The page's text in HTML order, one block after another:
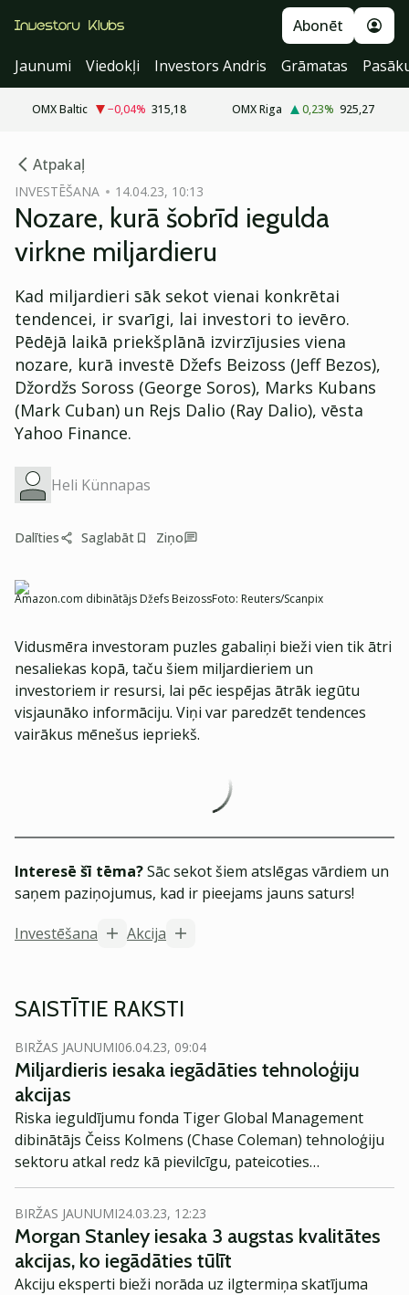
Abonēt
Jaunumi
Viedokļi Investors Andris Grāmatas
OMX Baltic −0,04% 315,18 OMX Riga 0,23% 925,27
Atpakaļ
INVESTĒŠANA 14.04.23, 10:13
Nozare, kurā šobrīd iegulda
virkne miljardieru
Kad miljardieri sāk sekot vienai konkrētai
tendencei, ir svarīgi, lai investori to ievēro.
Pēdējā laikā priekšplānā izvirzījusies viena
nozare, kurā investē Džefs Beizoss (Jeff Bezos),
Džordžs Soross (George Soros), Marks Kubans
(Mark Cuban) un Rejs Dalio (Ray Dalio), vēsta
Yahoo Finance.
Heli Künnapas
Dalīties Saglabāt Ziņo
Amazon.com dibinātājs Džefs BeizossFoto: Reuters/Scanpix
Vidusmēra investoram puzles gabaliņi bieži vien tik ātri
nesaliekas kopā, taču šiem miljardieriem un
investoriem ir resursi, lai pēc iespējas ātrāk iegūtu
visjaunāko informāciju. Viņi var paredzēt tendences
vairākus mēnešus iepriekš.
Interesē šī tēma?Sāc sekot šiem atslēgas vārdiem un
saņem paziņojumus, kad ir pieejams jauns saturs!
Investēšana
Akcija
SAISTĪTIE RAKSTI
BIRŽAS JAUNUMI06.04.23, 09:04
Miljardieris iesaka iegādāties tehnoloģiju
akcijas
Riska ieguldījumu fonda Tiger Global Management
dibinātājs Čeiss Kolmens (Chase Coleman) tehnoloģiju
sektoru atkal redz kā pievilcīgu, pateicoties
mākslīgajam intelektam un citām jaunajām
tehnoloģijām, ziņo Bloomberg.
BIRŽAS JAUNUMI24.03.23, 12:23
Morgan Stanley iesaka 3 augstas kvalitātes
akcijas, ko iegādāties tūlīt
Akciju eksperti bieži norāda uz ilgtermiņa skatījuma